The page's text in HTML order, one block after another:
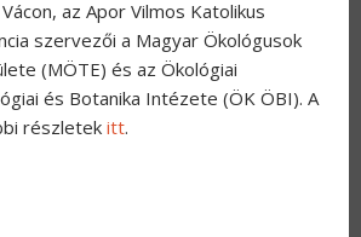
az Apor Vilmos Katolikus
szervezői a Magyar Ökológusok
(MÖTE) és az Ökológiai
és Botanika Intézete (ÖK ÖBI). A
részletek itt.